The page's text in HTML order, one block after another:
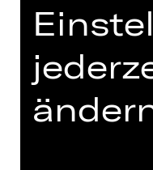
Spielplan
Künstler*innen
Newsletter
Kartenkauf
Abos 26/27